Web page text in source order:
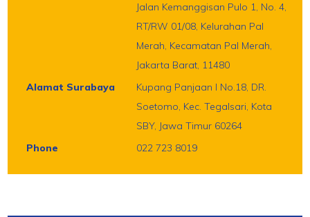
Jalan Kemanggisan Pulo 1, No. 4,
RT/RW 01/08, Kelurahan Pal
Merah, Kecamatan Pal Merah,
Jakarta Barat, 11480
Alamat Surabaya
Kupang Panjaan I No.18, DR.
Soetomo, Kec. Tegalsari, Kota
SBY, Jawa Timur 60264
Phone
022 723 8019